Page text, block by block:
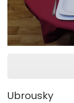
Ubrousky